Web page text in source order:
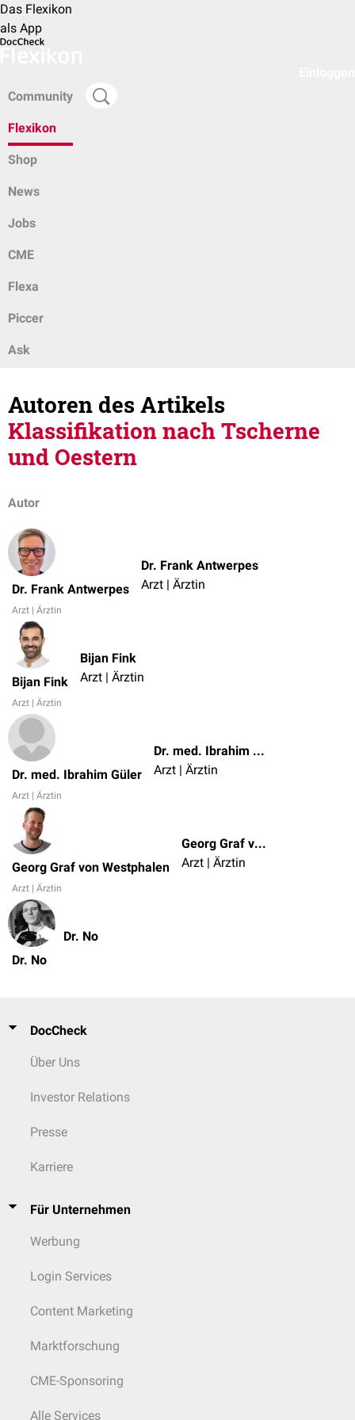
Das Flexikon
als App
Community
Flexikon
Shop
News
Jobs
CME
Flexa
Piccer
Ask
Autoren des Artikels
Klassifikation nach Tscherne
und Oestern
Autor
Dr. Frank Antwerpes
Arzt | Ärztin
Dr. Frank Antwerpes
Arzt | Ärztin
Bijan Fink
Arzt | Ärztin
Bijan Fink
Arzt | Ärztin
Dr. med. Ibrahim Güler
Arzt | Ärztin
Dr. med. Ibrahim Güler
Arzt | Ärztin
Georg Graf von Westphalen
Arzt | Ärztin
Georg Graf von Westphalen
Arzt | Ärztin
Dr. No
Dr. No
DocCheck
Über Uns
Investor Relations
Presse
Karriere
Für Unternehmen
Werbung
Login Services
Content Marketing
Marktforschung
CME-Sponsoring
Alle Services